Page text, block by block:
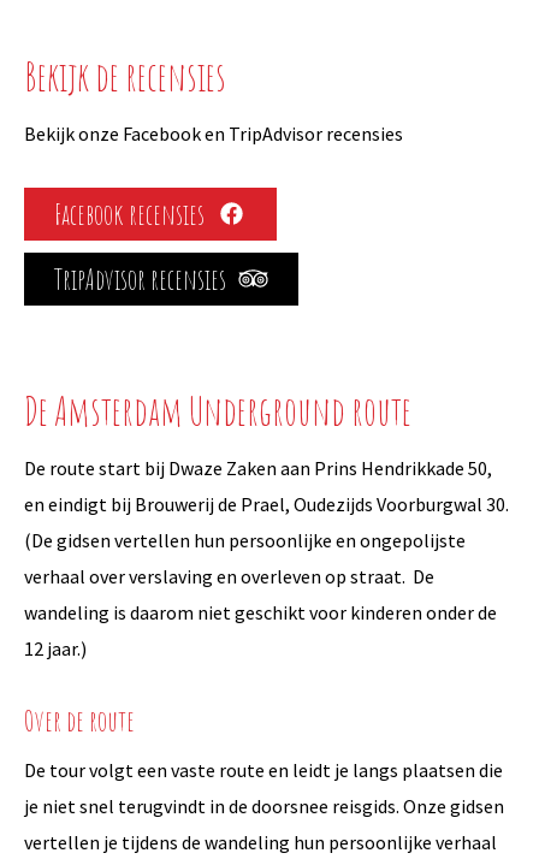
Bekijk de recensies
Bekijk onze Facebook en TripAdvisor recensies
Facebook recensies
TripAdvisor recensies
tab
De Amsterdam Underground route
De route start bij Dwaze Zaken aan Prins Hendrikkade 50,
en eindigt bij Brouwerij de Prael, Oudezijds Voorburgwal 30.
(De gidsen vertellen hun persoonlijke en ongepolijste
verhaal over verslaving en overleven op straat. De
wandeling is daarom niet geschikt voor kinderen onder de
12 jaar.)
Over de route
De tour volgt een vaste route en leidt je langs plaatsen die
je niet snel terugvindt in de doorsnee reisgids. Onze gidsen
vertellen je tijdens de wandeling hun persoonlijke verhaal